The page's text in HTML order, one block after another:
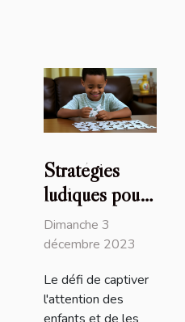
Stratégies
ludiques pour
stimuler
l'engagement
des enfants
dans leurs
devoirs
Dimanche 3
décembre 2023
Le défi de captiver
l'attention des